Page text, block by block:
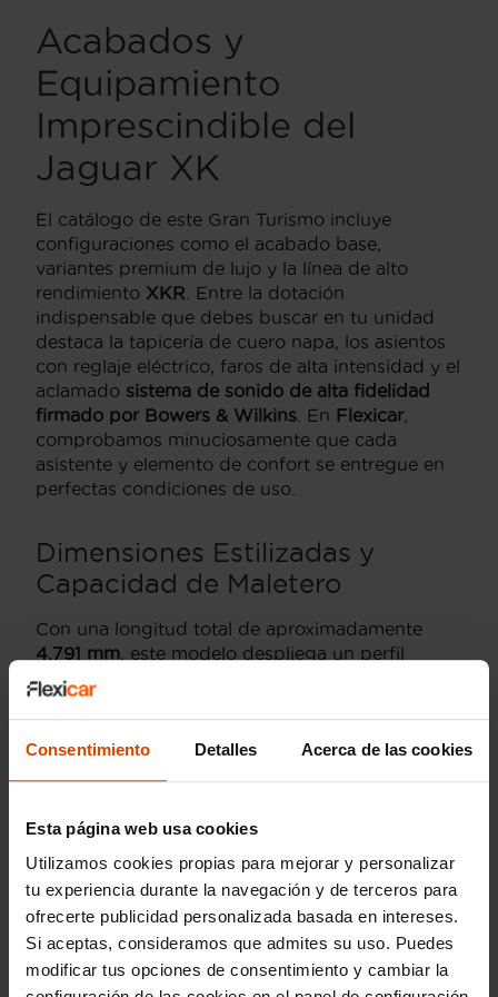
Consentimiento Detalles Acerca de las cookies
Esta página web usa cookies
Utilizamos cookies propias para mejorar y personalizar
tu experiencia durante la navegación y de terceros para
ofrecerte publicidad personalizada basada en intereses.
Si aceptas, consideramos que admites su uso. Puedes
modificar tus opciones de consentimiento y cambiar la
Acabados y
Equipamiento
Imprescindible del
Jaguar XK
El catálogo de este Gran Turismo incluye
configuraciones como el acabado base,
variantes premium de lujo y la línea de alto
rendimiento XKR
Entre la dotación
indispensable que debes buscar en tu unidad
destaca la tapicería de cuero napa, los asientos
con reglaje eléctrico, faros de alta intensidad y el
aclamado sistema de sonido de alta fidelidad
firmado por Bowers & Wilkins En Flexicar,
comprobamos minuciosamente que cada
asistente y elemento de confort se entregue en
perfectas condiciones de uso.
Dimensiones Estilizadas y
Capacidad de Maletero
Con una longitud total de aproximadamente
4.791 mm, este modelo despliega un perfil
aerodinámico inconfundible en carretera.
funcionalidad para viajar está respaldada por un
maletero con una capacidad de carga de unos
300 litros(volumen variable entre las carrocerías
Coupé y Convertible),
semana.
Seguridad y Construcción
Estructural
Debido a su posicionamiento exclusivo,volumen
de producción y naturaleza de deportivo